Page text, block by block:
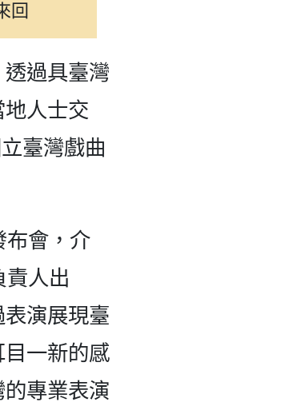
回
過具臺灣
人士交
臺灣戲曲
布會，介
責人出
演展現臺
一新的感
專業表演